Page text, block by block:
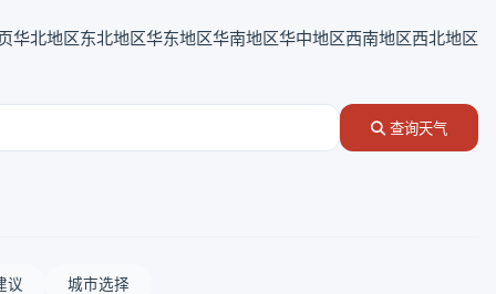
华北地区东北地区华东地区华南地区华中地区西南地区西北地区
查询天气
议 城市选择